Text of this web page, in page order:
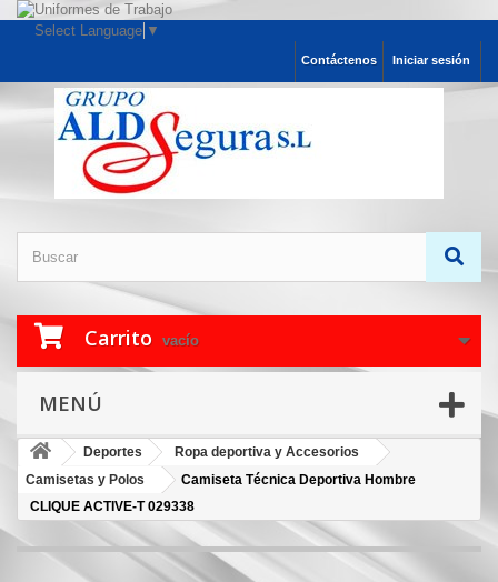
Select Language ▼
Iniciar sesión
Contáctenos
Carrito vacío
MENÚ
Deportes
Ropa deportiva y Accesorios
Camisetas y Polos
Camiseta Técnica Deportiva Hombre
CLIQUE ACTIVE-T 029338